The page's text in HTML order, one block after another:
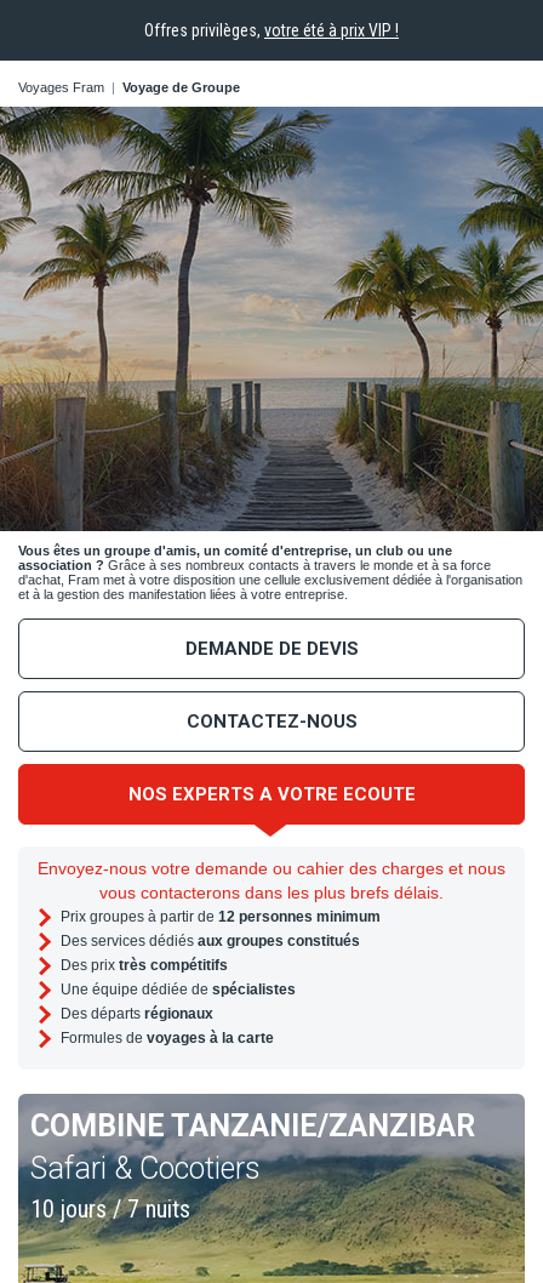
Offres privilèges, votre été à prix VIP !
Voyages Fram | Voyage de Groupe
Vous êtes un groupe d'amis, un comité d'entreprise, un club ou une
association ? Grâce à ses nombreux contacts à travers le monde et à sa force
d'achat, Fram met à votre disposition une cellule exclusivement dédiée à l'organisation
et à la gestion des manifestation liées à votre entreprise.
DEMANDE DE DEVIS
CONTACTEZ-NOUS
NOS EXPERTS A VOTRE ECOUTE
Envoyez-nous votre demande ou cahier des charges et nous
vous contacterons dans les plus brefs délais.
Prix groupes à partir de 12 personnes minimum
Des services dédiés aux groupes constitués
Des prix très compétitifs
Une équipe dédiée de spécialistes
Des départs régionaux
Formules de voyages à la carte
COMBINE TANZANIE/ZANZIBAR
Safari & Cocotiers
10 jours / 7 nuits